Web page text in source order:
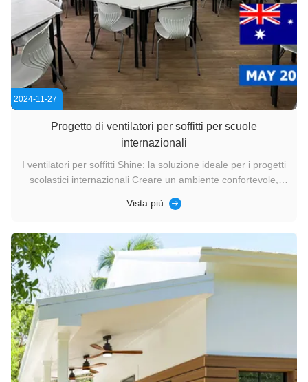
2024-11-27
Progetto di ventilatori per soffitti per scuole
internazionali
I ventilatori per soffitti Shine: la soluzione ideale per i progetti
scolastici internazionali Creare un ambiente confortevole,
scuole internazionali.fornire un'atmosfera accogliente
Vista più